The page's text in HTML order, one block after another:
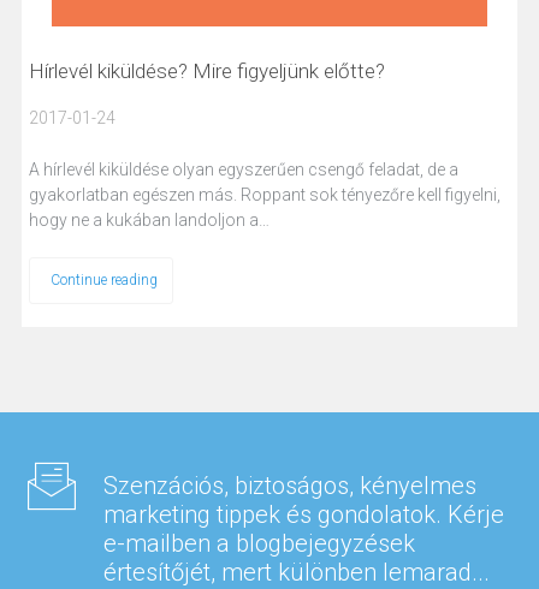
Hírlevél kiküldése? Mire figyeljünk előtte?
2017-01-24
A hírlevél kiküldése olyan egyszerűen csengő feladat, de a
gyakorlatban egészen más. Roppant sok tényezőre kell figyelni,
hogy ne a kukában landoljon a…
Continue reading
Szenzációs, biztoságos, kényelmes
marketing tippek és gondolatok. Kérje
e-mailben a blogbejegyzések
értesítőjét, mert különben lemarad...